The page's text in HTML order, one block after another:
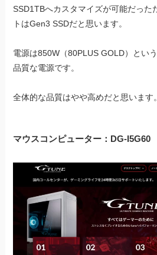
SSD1TBへカスタマイズが可能だった
トはGen3 SSDだと思います。
電源は850W（80PLUS GOLD）とい
品質な電源です。
全体的な品質はやや高めだと思います。
マウスコンピューター：DG-I5G60